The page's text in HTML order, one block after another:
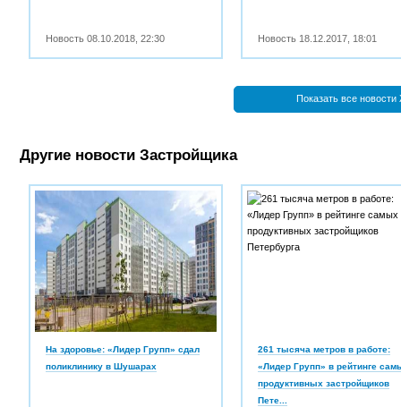
Новость08.10.2018 ,22:30 Новость 18.12.2017 18:01
Показать все
Другие новости Застройщика
На здоровье: «Лидер Групп» сдал
поликлинику в Шушарах
261 тысяча метров в работе:
«Лидер Групп» в рейтинге
продуктивных застройщиков
Пете...